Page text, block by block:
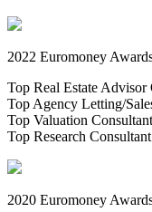
2022 Euromoney
Top Real Estate Advisor
Top Agency Letting/
Top Valuation Consultant
Top Research Consultant
2020 Euromoney